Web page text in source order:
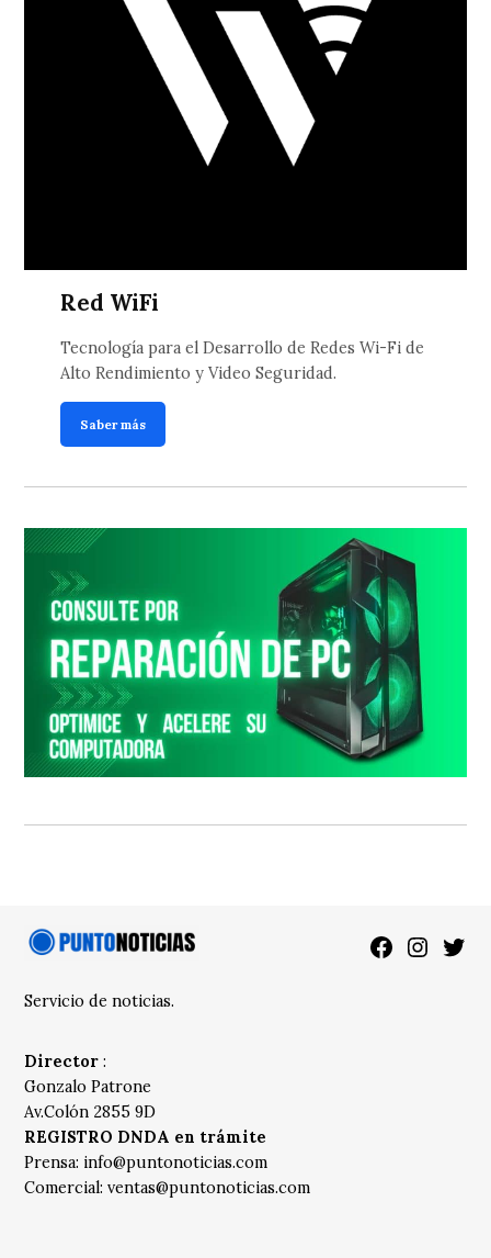
Red WiFi
Tecnología para el Desarrollo de Redes Wi-Fi de
Alto Rendimiento y Video Seguridad.
Saber más
Facebook
Servicio de noticias.
Director :
Gonzalo Patrone
Av.Colón 2855 9D
REGISTRO DNDA en trámite
Prensa: info@puntonoticias.com
Comercial:ventas@puntonoticias.com